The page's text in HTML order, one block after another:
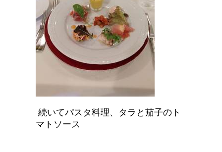
続いてパスタ料理、タラと茄子のト
マトソース